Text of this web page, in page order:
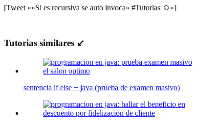
[Tweet «»Si es recursiva se auto invoca» #Tutorias ☺»]
Tutorias similares ↙
sentencia if else + java (prueba de examen masivo)